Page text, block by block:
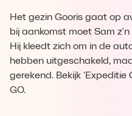
Het gezin Gooris gaat op
bij aankomst moet Sam
Hij kleedt zich om in de
hebben uitgeschakeld,
gerekend. Bekijk 'Expeditie
GO.